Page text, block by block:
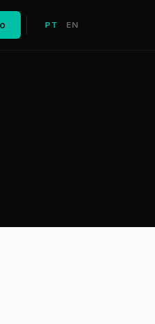
PT EN